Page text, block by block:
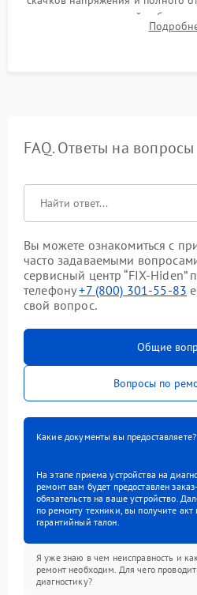
времени автономной работы,
корректности формы
FAQ. Ответы на вопросы
Вы можете ознакомиться с
часто задаваемыми
сервисный центр “FIX-Hiden”
телефону+7 (800) 301-55-83
свой вопрос.
Общие
Вопросы по
Какие документы вы предоставляете?
На этапе приема устройства на
ремонт вам будет предоставлен
обязательств на ваше устройство.
по ремонту техники, вы получите
гарантийный талон.
Я уже знаю в чем неисправность и
ремонт необходим. Для чего
диагностику?